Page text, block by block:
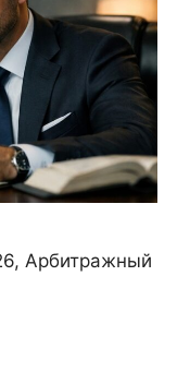
Арбитражный